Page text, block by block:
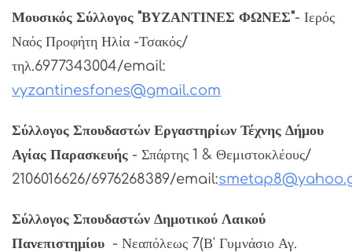
Μουσικός Σύλλογος "ΒΥΖΑΝΤΙΝΕΣ ΦΩΝΕΣ"- Ιερός
Ναός Προφήτη Ηλία -Τσακός/
τηλ.6977343004/email:
vyzantinesfones@gmail.com
Σύλλογος Σπουδαστών Εργαστηρίων Τέχνης Δήμου
Αγίας Παρασκευής - Σπάρτης 1 & Θεμιστοκλέους/
2106016626/6976268389/email:
Σύλλογος Σπουδαστών Δημοτικού Λαικού
Πανεπιστημίου - Νεαπόλεως 7(Β' Γυμνάσιο Αγ.